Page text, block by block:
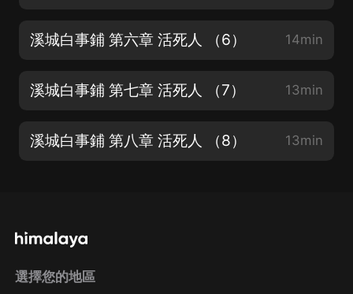
溪城白事鋪 第六章 活死人 （6） 14min
溪城白事鋪 第七章 活死人 （7） 13min
溪城白事鋪 第八章 活死人 （8） 13min
選擇您的地區